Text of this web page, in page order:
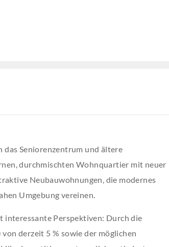
Seniorenzentrum und ältere
durchmischten Wohnquartier mit neuer
Neubauwohnungen, die modernes
Umgebung vereinen.
interessante Perspektiven: Durch die
derzeit 5 % sowie der möglichen